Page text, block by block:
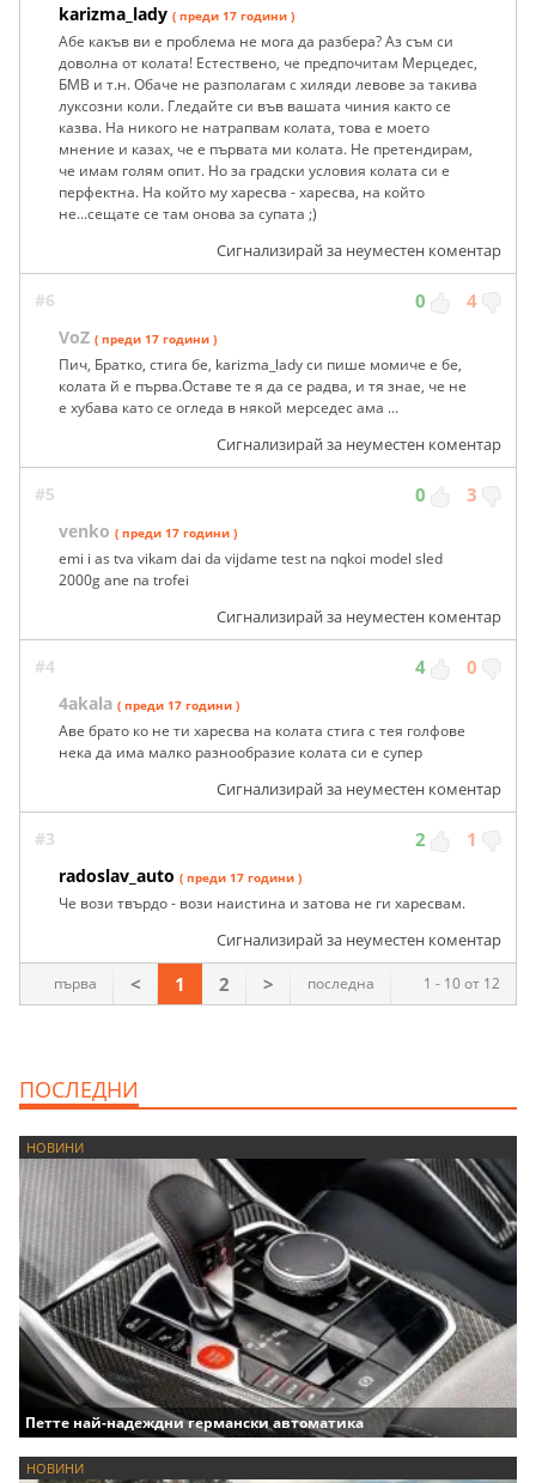
karizma_lady ( преди 17 години )
Абе какъв ви е проблема не мога да разбера? Аз съм си
доволна от колата! Естествено, че предпочитам Мерцедес,
БМВ и т.н. Обаче не разполагам с хиляди левове за такива
луксозни коли. Гледайте си във вашата чиния както се
казва. На никого не натрапвам колата, това е моето
мнение и казах, че е първата ми колата. Не претендирам,
че имам голям опит. Но за градски условия колата си е
перфектна. На който му харесва - харесва, на който
не...сещате се там онова за супата ;)
Сигнализирай за неуместен коментар
#6 0 4
VoZ ( преди 17 години )
Пич, Братко, стига бе, karizma_lady си пише момиче е бе,
колата й е първа.Оставе те я да се радва, и тя знае, че не
е хубава като се огледа в някой мерседес ама ...
Сигнализирай за неуместен коментар
#5 0 3
venko ( преди 17 години )
emi i as tva vikam dai da vijdame test na nqkoi model sled
2000g ane na trofei
Сигнализирай за неуместен коментар
#4 4 0
4akala ( преди 17 години )
Аве брато ко не ти харесва на колата стига с тея голфове
нека да има малко разнообразие колата си е супер
Сигнализирай за неуместен коментар
#3 2 1
radoslav_auto ( преди 17 години )
Че вози твърдо - вози наистина и затова не ги харесвам.
Сигнализирай за неуместен коментар
1 - 10 от 12
първа < 1 2 > последна
ПОСЛЕДНИ
НОВИНИ
Петте най-надеждни германски автоматика
НОВИНИ